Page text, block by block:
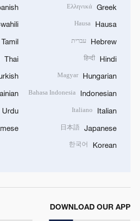
Greek
Ελληνικά
Hausa
Hausa
Hebrew עברית
Hindi
हिन्दी
Hungarian
Magyar
Indonesian
Bahasa Indonesia
Italian
Italiano
Japanese
日本語
Korean
한국어
Tamil
Thai
Urdu
DOWNLOAD OUR APP